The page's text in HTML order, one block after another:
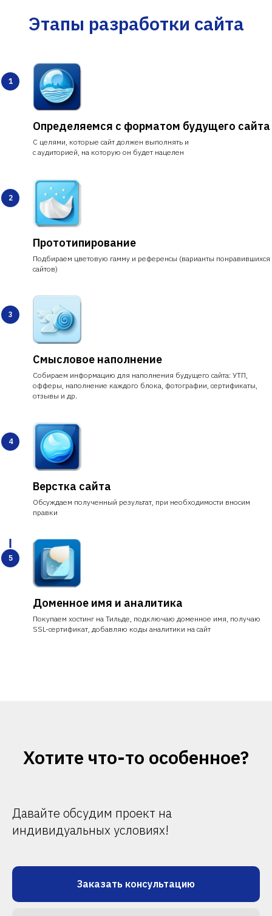
Этапы разработки сайта
Определяемся с форматом будущего сайта
С целями, которые сайт должен выполнять и
с аудиторией, на которую он будет нацелен
Прототипирование
Подбираем цветовую гамму и референсы (варианты понравившихся
сайтов)
Смысловое наполнение
Собираем информацию для наполнения будущего сайта: УТП,
офферы, наполнение каждого блока, фотографии, сертификаты,
отзывы и др.
Верстка сайта
Обсуждаем полученный результат, при необходимости вносим
правки
Доменное имя и аналитика
Покупаем хостинг на Тильде, подключаю доменное имя, получаю
SSL-сертификат, добавляю коды аналитики на сайт
Хотите что-то особенное?
Давайте обсудим проект на
индивидуальных условиях!
Заказать консультацию